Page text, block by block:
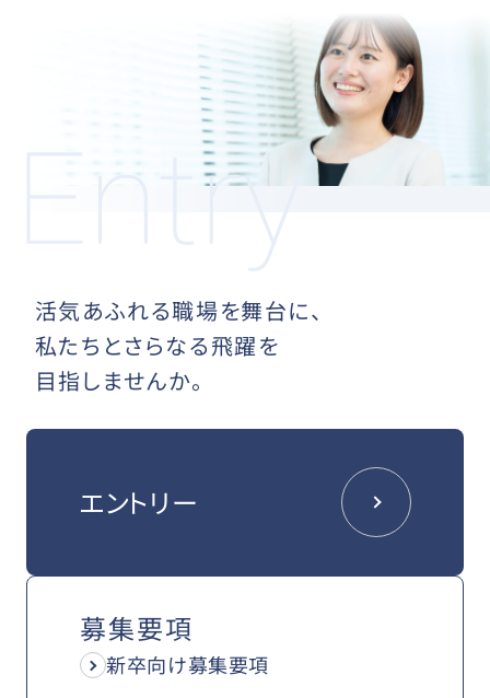
活気あふれる職場を舞台に、
私たちとさらなる飛躍を
目指しませんか。
エントリー
募集要項
新卒向け募集要項